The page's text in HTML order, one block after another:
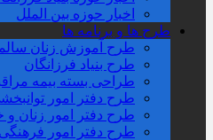
اخبار حوزه بین الملل
طرح ها و برنامه ها
طرح آموزش زنان
طرح بنیاد فرزانگان
طراحی بسته بیمه
طرح دفتر امور
طرح دفتر امور زنان و
طرح دفتر امور فرهنگی